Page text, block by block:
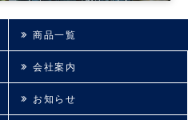
商品一覧
会社案内
お知らせ